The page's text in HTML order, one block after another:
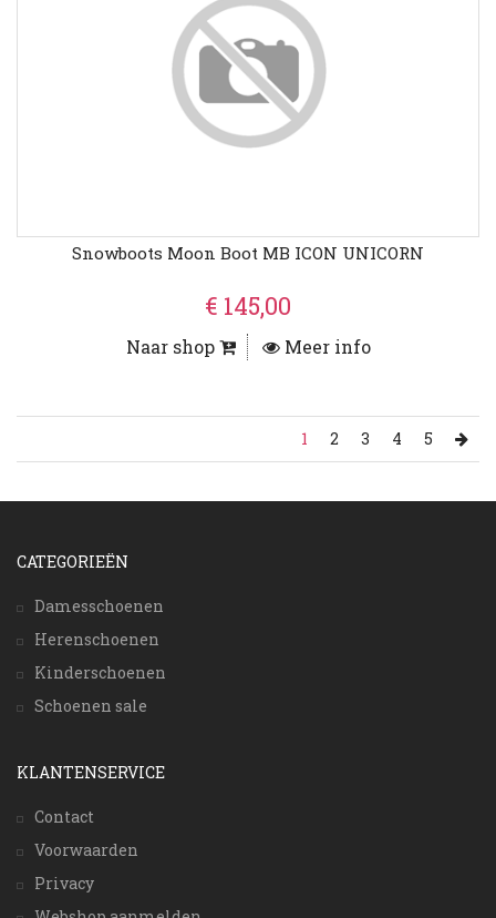
Snowboots Moon Boot MB ICON UNICORN
€ 145,00
Naar shop Meer info
1 2 3 4 5
CATEGORIEËN
Damesschoenen
Herenschoenen
Kinderschoenen
Schoenen sale
KLANTENSERVICE
Contact
Voorwaarden
Privacy